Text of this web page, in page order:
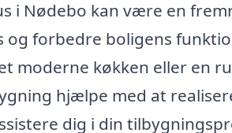
i Nødebo kan være en
og forbedre boligens
moderne køkken eller en
hjælpe med at
dig i din